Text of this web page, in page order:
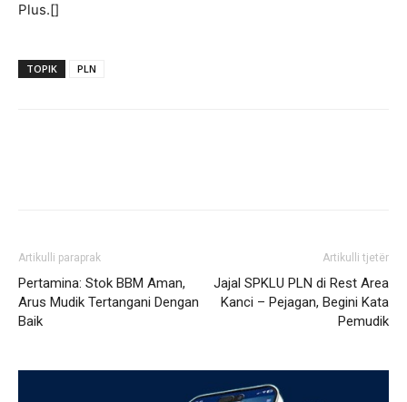
Plus.[]
TOPIK PLN
Artikulli paraprak
Pertamina: Stok BBM Aman,
Arus Mudik Tertangani Dengan
Baik
Artikulli tjetër
Jajal SPKLU PLN di Rest Area
Kanci – Pejagan, Begini Kata
Pemudik